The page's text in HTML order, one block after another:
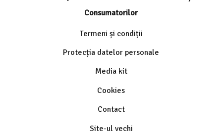
Consumatorilor
Termeni și condiții
Protecția datelor personale
Media kit
Cookies
Contact
Site-ul vechi